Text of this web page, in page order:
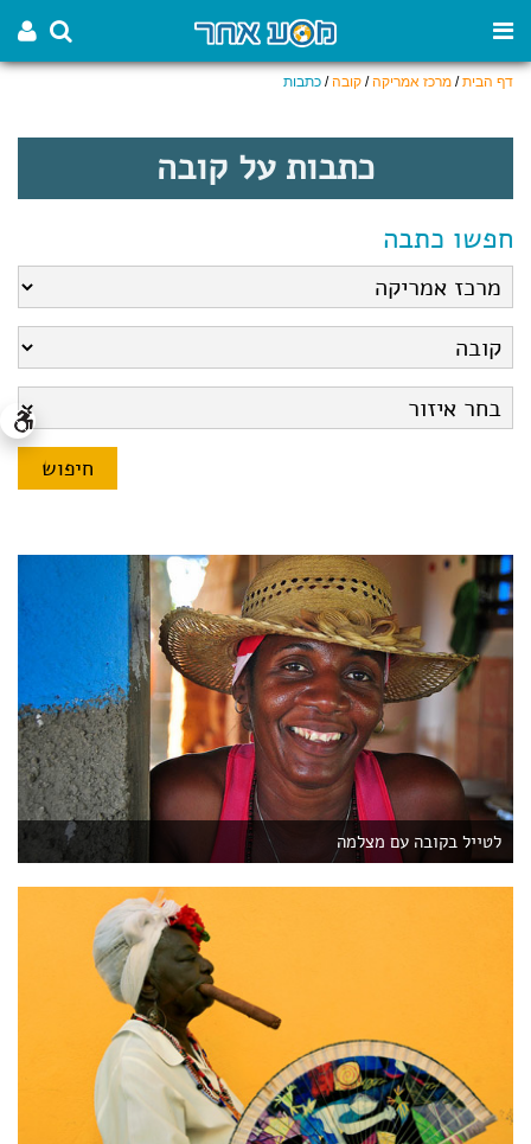
דף הבית/ מרכז אמריקה/ קובה/ כתבות
כתבות על קובה
חפשו כתבה
לטייל בקובה עם מצלמה